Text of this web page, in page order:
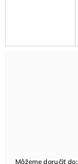
Môžeme doručiť do: